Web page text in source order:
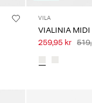
VILA
VIALINIA MIDI
259,95 kr